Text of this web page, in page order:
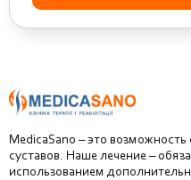
MedicaSano – это возможность
суставов. Наше лечение –
использованием